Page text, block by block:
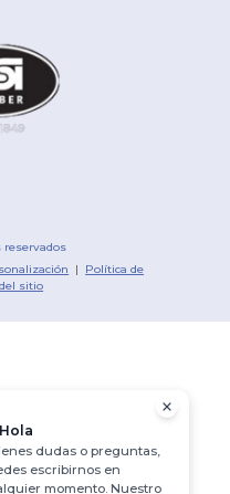
reservados
| Política de
sitio
Hola
dudas o preguntas,
escribirnos en
momento. Nuestro